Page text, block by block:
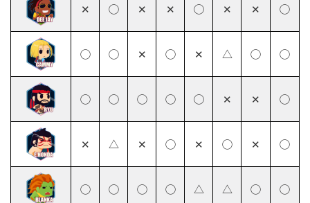
✕ ◯ ✕ ✕ ◯ ✕ ✕ ◯
◯ ◯ ✕ ◯ ✕ △ ◯ ◯
◯ ◯ ◯ ◯ ◯ ✕ ✕ ◯
✕ △ ✕ ◯ ✕ ◯ ✕ ◯
◯ ◯ ◯ ◯ △ △ ◯ ◯